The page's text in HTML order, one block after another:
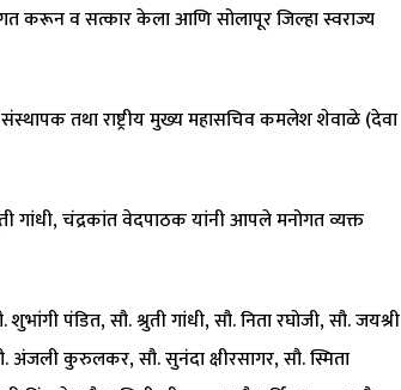
करून व सत्कार केला आणि सोलापूर जिल्हा स्वराज्य
तथा राष्ट्रीय मुख्य महासचिव कमलेश शेवाळे (देवा
गांधी, चंद्रकांत वेदपाठक यांनी आपले मनोगत व्यक्त
पंडित, सौ. श्रुती गांधी, सौ. निता रघोजी, सौ. जयश्री
अंजली कुरुलकर, सौ. सुनंदा क्षीरसागर, सौ. स्मिता